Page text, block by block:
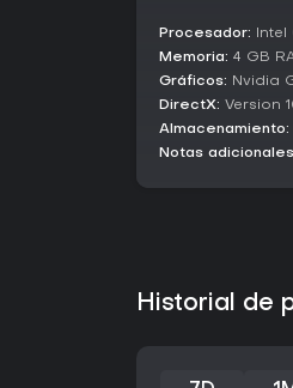
Procesador: Intel
Memoria: 4 GB
Gráficos: Nvidia
DirectX: Version
Almacenamiento:
Notas
Historial de